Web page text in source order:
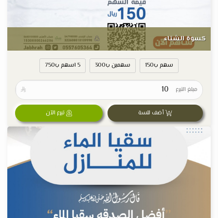
كسوة الشتاء
سهم ب150 سهمين ب300 5 اسهم ب750
مبلغ التبرع 
أضف للسة تبرع الآن